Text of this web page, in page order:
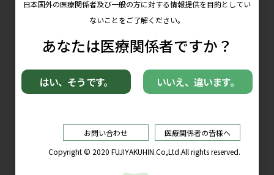
プリン体を減らすレシピ②
タコと旬の味マリネ